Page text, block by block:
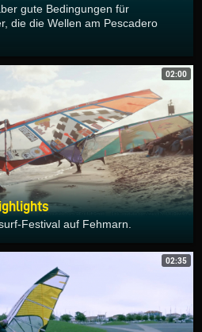
gute Bedingungen für
die die Wellen am Pescadero
02:00
Festival auf Fehmarn.
02:35